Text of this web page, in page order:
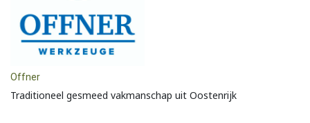
Offner
Traditioneel gesmeed vakmanschap uit Oostenrijk